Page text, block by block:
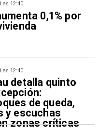
12:40
0,1% por
12:40
detalla quinto
de queda,
y escuchas
zonas críticas